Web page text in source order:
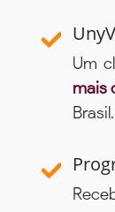
Um
mais
Brasil.